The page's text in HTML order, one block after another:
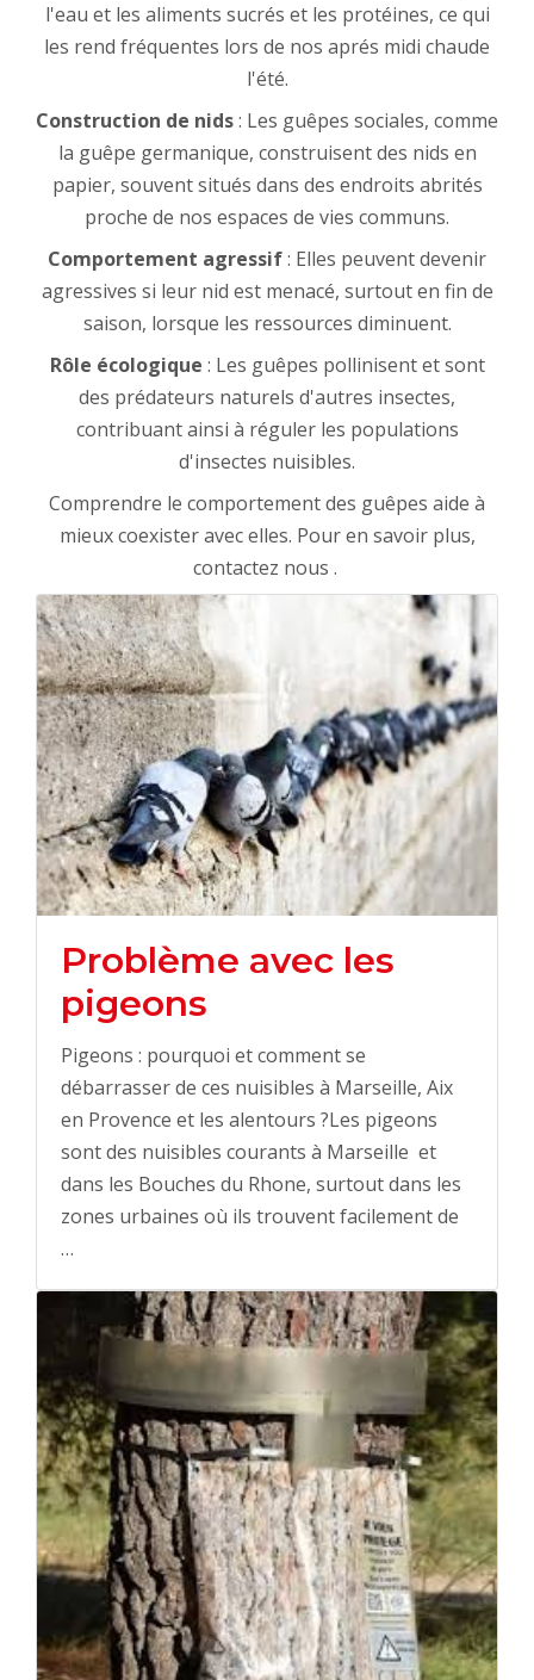
l'eau et les aliments sucrés et les protéines, ce qui
les rend fréquentes lors de nos aprés midi chaude
l'été.
Construction de nids: Les guêpes sociales, comme
la guêpe germanique, construisent des nids en
papier, souvent situés dans des endroits abrités
proche de nos espaces de vies communs.
Comportement agressif: Elles peuvent devenir
agressives si leur nid est menacé, surtout en fin de
saison, lorsque les ressources diminuent.
Rôle écologique : Les guêpes pollinisent et sont
des prédateurs naturels d'autres insectes,
contribuant ainsi à réguler les populations
d'insectes nuisibles.
Comprendre le comportement des guêpes aide à
mieux coexister avec elles. Pour en savoir plus,
contactez nous .
Problème avec les
pigeons
Pigeons : pourquoi et comment se
débarrasser de ces nuisibles à Marseille, Aix
en Provence et les alentours ?Les pigeons
sont des nuisibles courants à Marseille et
dans les Bouches du Rhone, surtout dans les
zones urbaines où ils trouvent facilement de
…